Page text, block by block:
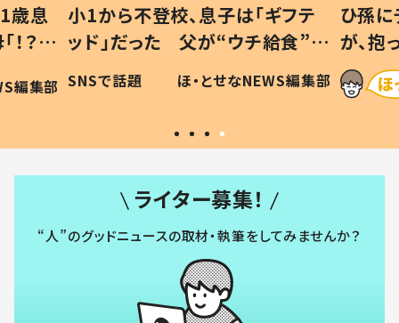
歳息
？」
編集部
小1から不登校、息子は「ギフテ
ッド」だった 父が“ウチ給食”を
作り続ける理由とは #令和の親
#令和の子
SNSで話題 ほ・とせなNEWS編集部
ひ孫
が、
「涙が
い」
ライター募集！
“人”のグッドニュースの取材・執筆をしてみませんか？